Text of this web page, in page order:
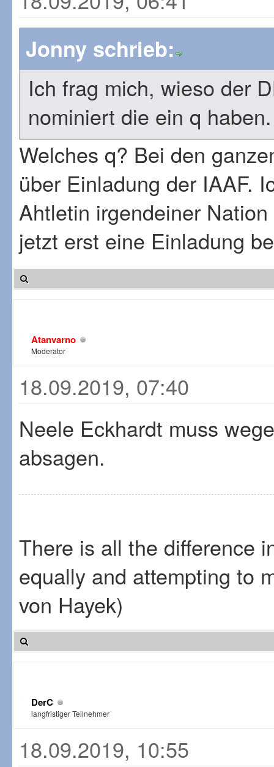
Jonny schrieb:
Ich frag mich, wieso der
nominiert die ein q haben.
Welches q? Bei den
über Einladung der IAAF.
Ahtletin irgendeiner
jetzt erst eine Einladung
Atanvarno
Moderator
18.09.2019, 07:40
Neele Eckhardt muss
absagen.
There is all the difference
equally and attempting to
von Hayek)
DerC
langfristiger Teilnehmer
18.09.2019, 10:55